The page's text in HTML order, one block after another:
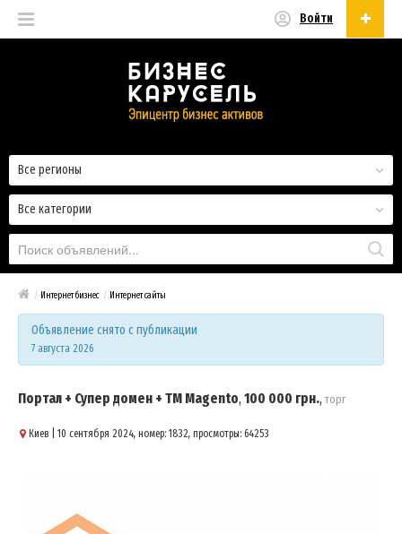
Войти
Все категории
Все регионы
/ Интернет бизнес / Интернет сайты
Объявление снято с публикации
7 августа 2026
Портал + Супер домен + ТМ Magento, 100 000 грн., торг
Киев | 10 сентября 2024, номер: 1832, просмотры: 64253